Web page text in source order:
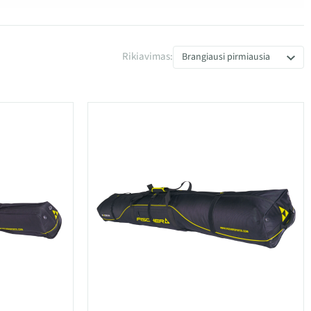
Rikiavimas: Brangiausi pirmiausia